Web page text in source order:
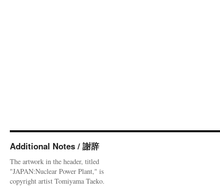
Additional Notes / 謝辞
The artwork in the header, titled
"JAPAN:Nuclear Power Plant," is
copyright artist Tomiyama Taeko.